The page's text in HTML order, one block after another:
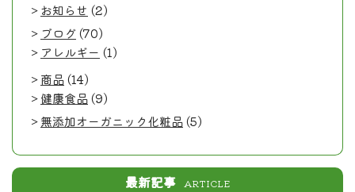
お知らせ (2)
ブログ(70)
アレルギー (1)
商品(14)
健康食品(9)
無添加オーガニック化粧品(5)
最新記事 ARTICLE